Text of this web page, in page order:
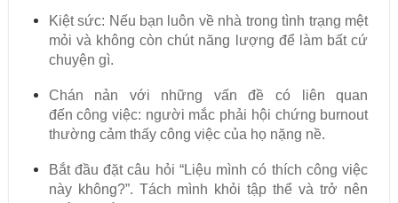
Kiệt sức: Nếu bạn luôn về nhà trong tình trạng mệt
mỏi và không còn chút năng lượng để làm bất cứ
chuyện gì.
Chán nản với những vấn đề có liên quan
đến công việc: người mắc phải hội chứng burnout
thường cảm thấy công việc của họ nặng nề.
Bắt đầu đặt câu hỏi “Liệu mình có thích công việc
này không?”. Tách mình khỏi tập thể và trở nên